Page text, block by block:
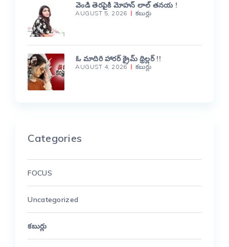
వెండి తెరపైకి మోహన్ లాల్ తనయ !
AUGUST 5, 2026 కబుర్లు
ఓ మాదిరి హారర్ క్రైమ్ థ్రిల్లర్ !!
AUGUST 4, 2026 కబుర్లు
Categories
FOCUS
Uncategorized
కబుర్లు